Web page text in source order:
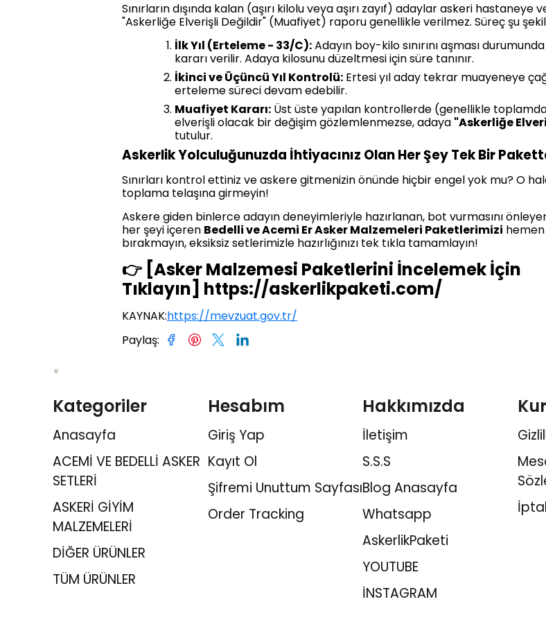
Sınırların dışında kalan (aşırı kilolu veya aşırı zayıf) adaylar askeri
"Askerliğe Elverişli Değildir" (Muafiyet) raporu genellikle verilmez. Süreç şu
İlk Yıl (Erteleme - 33/C):Adayın boy-kilo sınırını aşması
kararı verilir. Adaya kilosunu düzeltmesi için süre tanınır.
İkinci ve Üçüncü Yıl Kontrolü: Ertesi yıl aday tekrar muayeneye
erteleme süreci devam edebilir.
Muafiyet Kararı: Üst üste yapılan kontrollerde (genellikle
elverişli olacak bir değişim gözlemlenmezse, adaya "Askerliğe
tutulur.
Askerlik Yolculuğunuzda İhtiyacınız Olan Her Şey Tek Bir
Sınırları kontrol ettiniz ve askere gitmenizin önünde hiçbir engel yok mu? O
toplama telaşına girmeyin!
Askere giden binlerce adayın deneyimleriyle hazırlanan, bot vurmasını
her şeyi içeren Bedelli ve Acemi Er Asker Malzemeleri Paketlerimizi hemen
bırakmayın, eksiksiz setlerimizle hazırlığınızı tek tıkla tamamlayın!
👉 [Asker Malzemesi Paketlerini İncelemek İçin
Tıklayın] https://askerlikpaketi.com/
KAYNAK:https://mevzuat.gov.tr/
Paylaş:
Kategoriler
Anasayfa
ACEMİ VE BEDELLİ ASKER
SETLERİ
ASKERİ GİYİM
MALZEMELERİ
DİĞER ÜRÜNLER
TÜM ÜRÜNLER
Hesabım
Giriş Yap
Kayıt Ol
Şifremi Unuttum Sayfası
Order Tracking
Hakkımızda
İletişim
S.S.S
Blog Anasayfa
Whatsapp
AskerlikPaketi
YOUTUBE
İNSTAGRAM